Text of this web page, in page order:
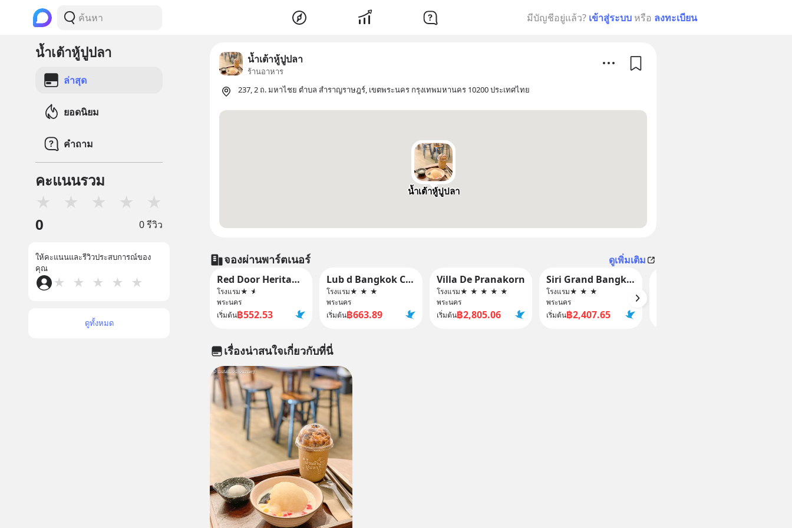
มีบัญชีอยู่แล้ว? เข้าสู่ระบบ หรือ ลงทะเบียน
น้ำเต้าหู้ปูปลา
ล่าสุด
ยอดนิยม
คำถาม
คะแนนรวม
★ ★ ★ ★ ★
0 0 รีวิว
ให้คะแนนและรีวิวประสบการณ์ของ
คุณ
★ ★ ★ ★ ★
ดูทั้งหมด
น้ำเต้าหู้ปูปลา
ร้านอาหาร
237, 2 ถ. มหาไชย ตำบล สำราญราษฎร์, เขตพระนคร กรุงเทพมหานคร 10200 ประเทศไทย
น้ำเต้าหู้ปูปลา
จองผ่านพาร์ตเนอร์
ดูเพิ่มเติม
Red Door Heritage Hotel
โรงแรม★ ★
พระนคร
เริ่มต้น฿552.53
Lub d Bangkok Chinatown
โรงแรม★ ★ ★
พระนคร
เริ่มต้น฿663.89
Villa De Pranakorn
โรงแรม★ ★ ★ ★ ★
พระนคร
เริ่มต้น฿2,805.06
Siri Grand Bangkok Hotel
โรงแรม★ ★ ★
พระนคร
เริ่มต้น฿2,407.65
เรื่องน่าสนใจเกี่ยวกับที่นี่